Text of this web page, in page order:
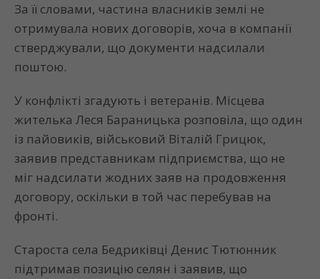
За її словами, частина власників землі не
отримувала нових договорів, хоча в компанії
стверджували, що документи надсилали
поштою.
У конфлікті згадують і ветеранів. Місцева
жителька Леся Бараницька розповіла, що один
із пайовиків, військовий Віталій Грицюк,
заявив представникам підприємства, що не
міг надсилати жодних заяв на продовження
договору, оскільки в той час перебував на
фронті.
Староста села Бедриківці Денис Тютюнник
підтримав позицію селян і заявив, що